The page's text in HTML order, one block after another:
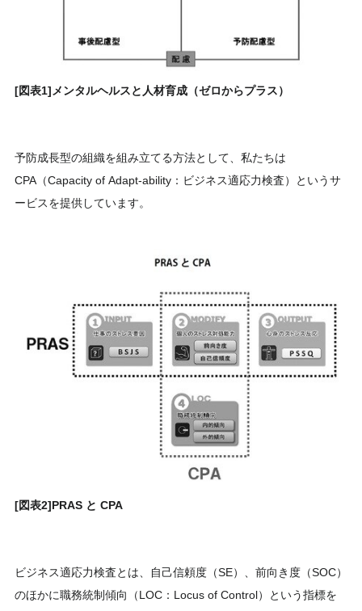
[図表1]メンタルヘルスと人材育成（ゼロからプラス）
予防成長型の組織を組み立てる方法として、私たちは
CPA（Capacity of Adapt-ability：ビジネス適応力検査）というサ
ービスを提供しています。
[図表2]PRAS と CPA
ビジネス適応力検査とは、自己信頼度（SE）、前向き度（SOC）
のほかに職務統制傾向（LOC：Locus of Control）という指標を